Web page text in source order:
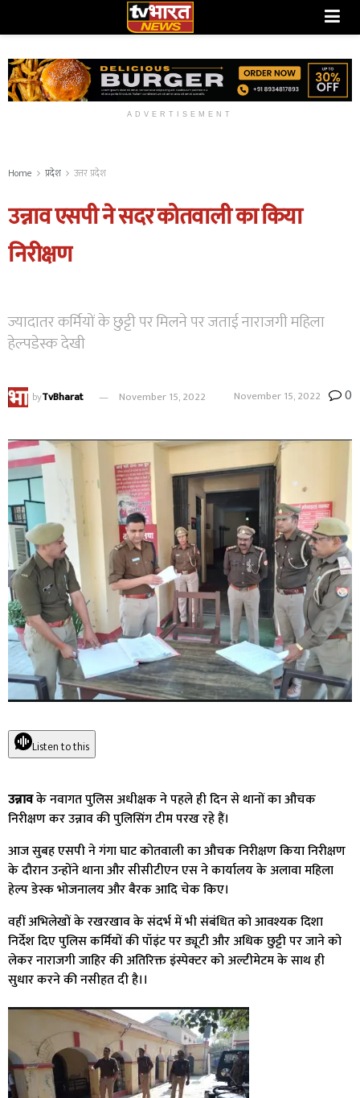
ADVERTISEMENT
Home प्रदेश उत्तर प्रदेश
उन्नाव एसपी ने सदर कोतवाली का किया
निरीक्षण
ज्यादातर कर्मियों के छुट्टी पर मिलने पर जताई नाराजगी महिला
हेल्पडेस्क देखी
byTvBharat November 15, 2022 November 15, 2022 0
Listen to this
उन्नावके नवागत पुलिस अधीक्षक ने पहले ही दिन से थानों का औचक
निरीक्षण कर उन्नाव की पुलिसिंग टीम परख रहे हैं।
आज सुबह एसपी ने गंगा घाट कोतवाली का औचक निरीक्षण किया निरीक्षण
के दौरान उन्होंने थाना और सीसीटीएन एस ने कार्यालय के अलावा महिला
हेल्प डेस्क भोजनालय और बैरक आदि चेक किए।
वहीं अभिलेखों के रखरखाव के संदर्भ में भी संबंधित को आवश्यक दिशा
निर्देश दिए पुलिस कर्मियों की पॉइंट पर ड्यूटी और अधिक छुट्टी पर जाने को
लेकर नाराजगी जाहिर की अतिरिक्त इंस्पेक्टर को अल्टीमेटम के साथ ही
सुधार करने की नसीहत दी है।।